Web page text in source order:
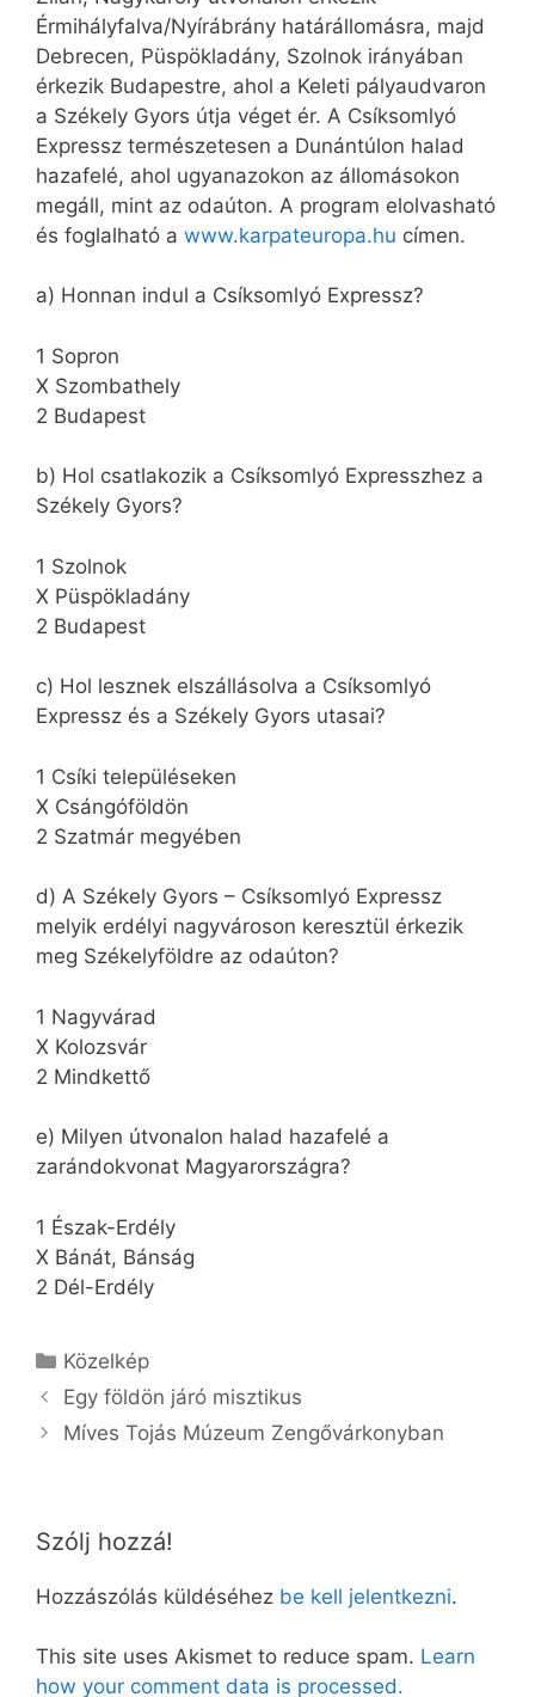
Érmihályfalva/Nyírábrány határállomásra, majd
Debrecen, Püspökladány, Szolnok irányában
érkezik Budapestre, ahol a Keleti pályaudvaron
a Székely Gyors útja véget ér. A Csíksomlyó
Expressz természetesen a Dunántúlon halad
hazafelé, ahol ugyanazokon az állomásokon
megáll, mint az odaúton. A program elolvasható
és foglalható a www.karpateuropa.hu címen.
a) Honnan indul a Csíksomlyó Expressz?
1 Sopron
X Szombathely
2 Budapest
b) Hol csatlakozik a Csíksomlyó Expresszhez a
Székely Gyors?
1 Szolnok
X Püspökladány
2 Budapest
c) Hol lesznek elszállásolva a Csíksomlyó
Expressz és a Székely Gyors utasai?
1 Csíki településeken
X Csángóföldön
2 Szatmár megyében
d) A Székely Gyors – Csíksomlyó Expressz
melyik erdélyi nagyvároson keresztül érkezik
meg Székelyföldre az odaúton?
1 Nagyvárad
X Kolozsvár
2 Mindkettő
e) Milyen útvonalon halad hazafelé a
zarándokvonat Magyarországra?
1 Észak-Erdély
X Bánát, Bánság
2 Dél-Erdély
Kategória
Közelkép
Egy földön járó misztikus
Míves Tojás Múzeum Zengővárkonyban
Szólj hozzá!
Hozzászólás küldéséhez be kell jelentkezni.
This site uses Akismet to reduce spam. Learn
how your comment data is processed.